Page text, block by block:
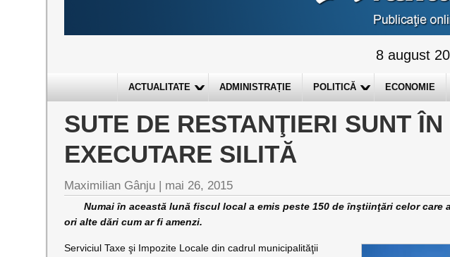
8 august
ACTUALITATE ADMINISTRAȚIE POLITICĂ ECONOMIE
SUTE DE RESTANŢIERI SUNT
EXECUTARE SILITĂ
Maximilian Gânju | mai 26, 2015
Numai în această lună fiscul local a emis peste 150 de înştiinţări celor care
ori alte dări cum ar fi amenzi.
Serviciul Taxe şi Impozite Locale din cadrul municipalităţii